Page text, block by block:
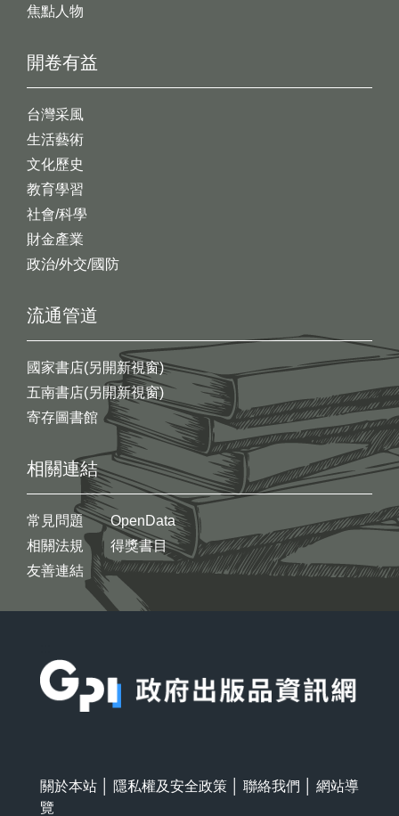
開卷有益
台灣采風
生活藝術
文化歷史
教育學習
社會/科學
財金產業
政治/外交/國防
焦點人物
流通管道
國家書店(另開新視窗)
五南書店(另開新視窗)
寄存圖書館
相關連結
常見問題
相關法規
友善連結
OpenData
得獎書目
關於本站 隱私權及安全政策 聯絡我們
網站導
覽